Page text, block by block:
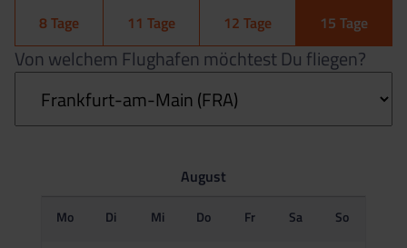
8 Tage 11 Tage 12 Tage 15 Tage
Von welchem Flughafen möchtest Du fliegen?
August
Mo Di Mi Do Fr Sa So